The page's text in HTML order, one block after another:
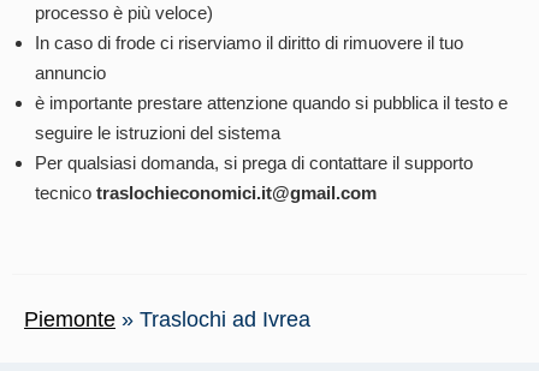
processo è più veloce)
In caso di frode ci riserviamo il diritto di rimuovere il tuo
annuncio
è importante prestare attenzione quando si pubblica il testo e
seguire le istruzioni del sistema
Per qualsiasi domanda, si prega di contattare il supporto
tecnico traslochieconomici.it@gmail.com
Piemonte » Traslochi ad Ivrea